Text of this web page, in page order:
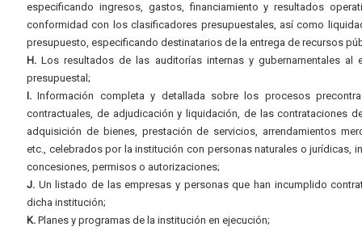
especificando ingresos, gastos, financiamiento y resultados
conformidad con los clasificadores presupuestales, así como
presupuesto, especificando destinatarios de la entrega de recursos
H. Los resultados de las auditorías internas y gubernamentales al
presupuestal;
I. Información completa y detallada sobre los procesos
contractuales, de adjudicación y liquidación, de las contrataciones
adquisición de bienes, prestación de servicios, arrendamientos
etc., celebrados por la institución con personas naturales o jurídicas,
concesiones, permisos o autorizaciones;
J. Un listado de las empresas y personas que han incumplido
dicha institución;
K. Planes y programas de la institución en ejecución;